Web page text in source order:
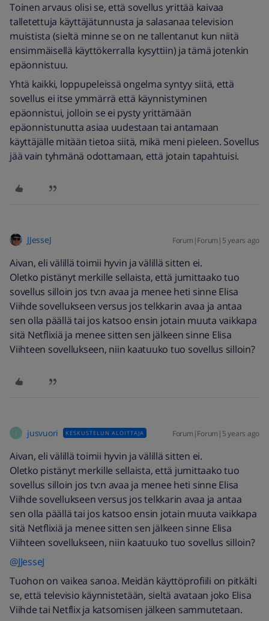
Toinen arvaus olisi se, että sovellus yrittää kaivaa
talletettuja käyttäjätunnusta ja salasanaa television
muistista (sieltä minne se on ne tallentanut kun niitä
ensimmäisellä käyttökerralla kysyttiin) ja tämä jotenkin
epäonnistuu.
Yhtä kaikki, loppupeleissä ongelma syntyy siitä, että
sovellus ei itse ymmärrä että käynnistyminen
epäonnistui, jolloin se ei pysty yrittämään
epäonnistunutta asiaa uudestaan tai antamaan
käyttäjälle mitään tietoa siitä, mikä meni pieleen. Sovellus
jää vain tyhmänä odottamaan, että jotain tapahtuisi.
JJesseJ Forum|Forum|5 years ago
Aivan, eli välillä toimii hyvin ja välillä sitten ei.
Oletko pistänyt merkille sellaista, että jumittaako tuo
sovellus silloin jos tv:n avaa ja menee heti sinne Elisa
Viihde sovellukseen versus jos telkkarin avaa ja antaa
sen olla päällä tai jos katsoo ensin jotain muuta vaikkapa
sitä Netflixiä ja menee sitten sen jälkeen sinne Elisa
Viihteen sovellukseen, niin kaatuuko tuo sovellus silloin?
jusvuori KESKUSTELUN ALOITTAJA Forum|Forum|5 years ago
Aivan, eli välillä toimii hyvin ja välillä sitten ei.
Oletko pistänyt merkille sellaista, että jumittaako tuo
sovellus silloin jos tv:n avaa ja menee heti sinne Elisa
Viihde sovellukseen versus jos telkkarin avaa ja antaa
sen olla päällä tai jos katsoo ensin jotain muuta vaikkapa
sitä Netflixiä ja menee sitten sen jälkeen sinne Elisa
Viihteen sovellukseen, niin kaatuuko tuo sovellus silloin?
@JJesseJ
Tuohon on vaikea sanoa. Meidän käyttöprofiili on pitkälti
se, että televisio käynnistetään, sieltä avataan joko Elisa
Viihde tai Netflix ja katsomisen jälkeen sammutetaan.